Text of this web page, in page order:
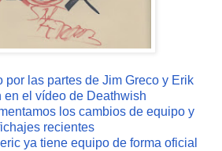
por las partes de Jim Greco y Erik
en el vídeo de Deathwish
los cambios de equipo y
recientes
ya tiene equipo de forma oficial